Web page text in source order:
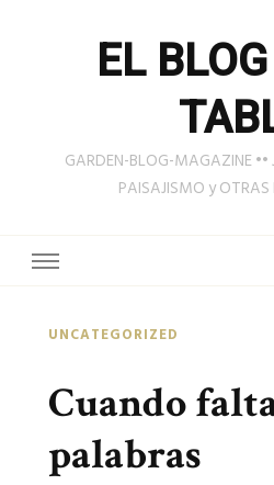
EL
GARDEN-BLOG-MAGAZINE ••
PAISAJISMO y OTRAS
UNCATEGORIZED
Cuando
palabras